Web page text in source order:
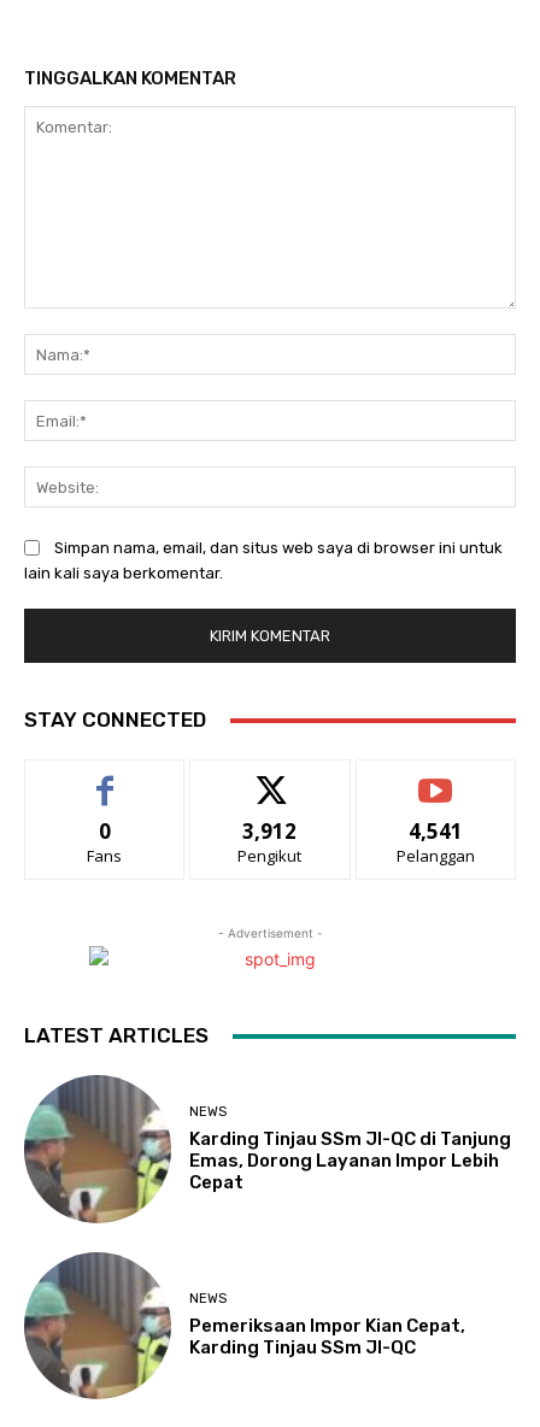
TINGGALKAN KOMENTAR
Simpan nama, email, dan situs web saya di browser ini untuk
lain kali saya berkomentar.
STAY CONNECTED
0
Fans
3,912
Pengikut
4,541
Pelanggan
- Advertisement -
LATEST ARTICLES
NEWS
Karding Tinjau SSm JI-QC di Tanjung
Emas, Dorong Layanan Impor Lebih
Cepat
NEWS
Pemeriksaan Impor Kian Cepat,
Karding Tinjau SSm JI-QC